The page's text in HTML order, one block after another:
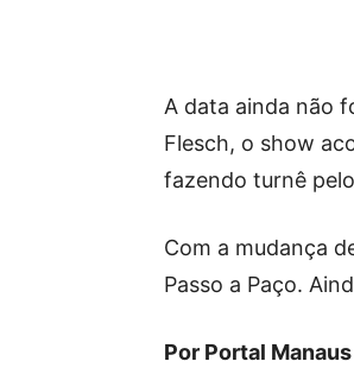
A data ainda não
Flesch, o show
fazendo turnê
Com a mudança
Passo a Paço.
Por Portal